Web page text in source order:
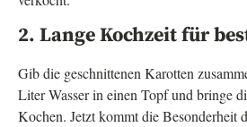
2. Lange Kochzeit für
Gib die geschnittenen Karotten
Liter Wasser in einen Topf und bringe
Kochen. Jetzt kommt die Besonderheit